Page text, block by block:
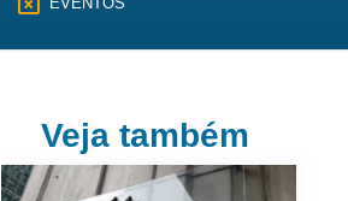
Veja também